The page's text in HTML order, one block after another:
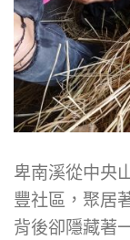
卑南溪從中央
豐社區，聚居
背後卻隱藏著